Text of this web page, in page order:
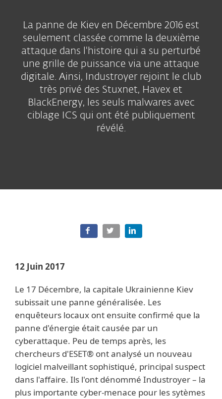
La panne de Kiev en Décembre 2016 est
seulement classée comme la deuxième
attaque dans l'histoire qui a su perturbé
une grille de puissance via une attaque
digitale. Ainsi, Industroyer rejoint le club
très privé des Stuxnet, Havex et
BlackEnergy, les seuls malwares avec
ciblage ICS qui ont été publiquement
révélé.
12 Juin 2017
Le 17 Décembre, la capitale Ukrainienne Kiev
subissait une panne généralisée. Les
enquêteurs locaux ont ensuite confirmé que la
panne d'énergie était causée par un
cyberattaque. Peu de temps après, les
chercheurs d'ESET® ont analysé un nouveau
logiciel malveillant sophistiqué, principal suspect
dans l'affaire. Ils l'ont dénommé Industroyer – la
plus importante cyber-menace pour les sytèmes